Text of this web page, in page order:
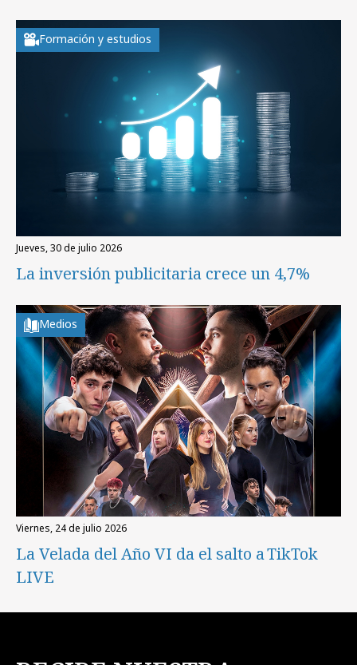
Formación y estudios
jueves, 30 de julio 2026
La inversión publicitaria crece un 4,7%
Medios
viernes, 24 de julio 2026
La Velada del Año VI da el salto a TikTok
LIVE